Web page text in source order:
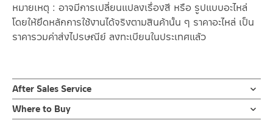
หมายเหตุ : อาจมีการเปลี่ยนแปลงเรื่องสี หรือ รูปแบบอะไหล่
โดยให้ยึดหลักการใช้งานได้จริงตามสินค้านั้น ๆ ราคาอะไหล่ เป็น
ราคารวมค่าส่งไปรษณีย์ ลงทะเบียนในประเทศแล้ว
After Sales Service
Online Platform
– Email: contact@charnpaiboon.com
Where to Buy